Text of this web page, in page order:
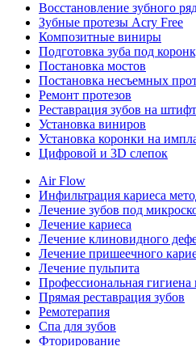
Восстановление зубного
Зубные протезы Acry Free
Композитные виниры
Подготовка зуба под
Постановка мостов
Постановка несъемных
Ремонт протезов
Реставрация зубов на
Установка виниров
Установка коронки на
Цифровой и 3D слепок
Air Flow
Инфильтрация кариеса
Лечение зубов под
Лечение кариеса
Лечение клиновидного
Лечение пришеечного
Лечение пульпита
Профессиональная гигиена
Прямая реставрация зубов
Ремотерапия
Спа для зубов
Фторирование